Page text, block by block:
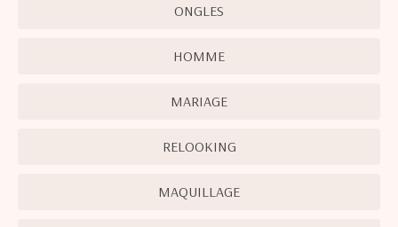
ONGLES
HOMME
MARIAGE
RELOOKING
MAQUILLAGE